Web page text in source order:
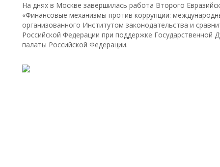
На днях в Москве завершилась работа Второго
«Финансовые механизмы против коррупции:
организованного Институтом законодательства и
Российской Федерации при поддержке Государственной
палаты Российской Федерации.